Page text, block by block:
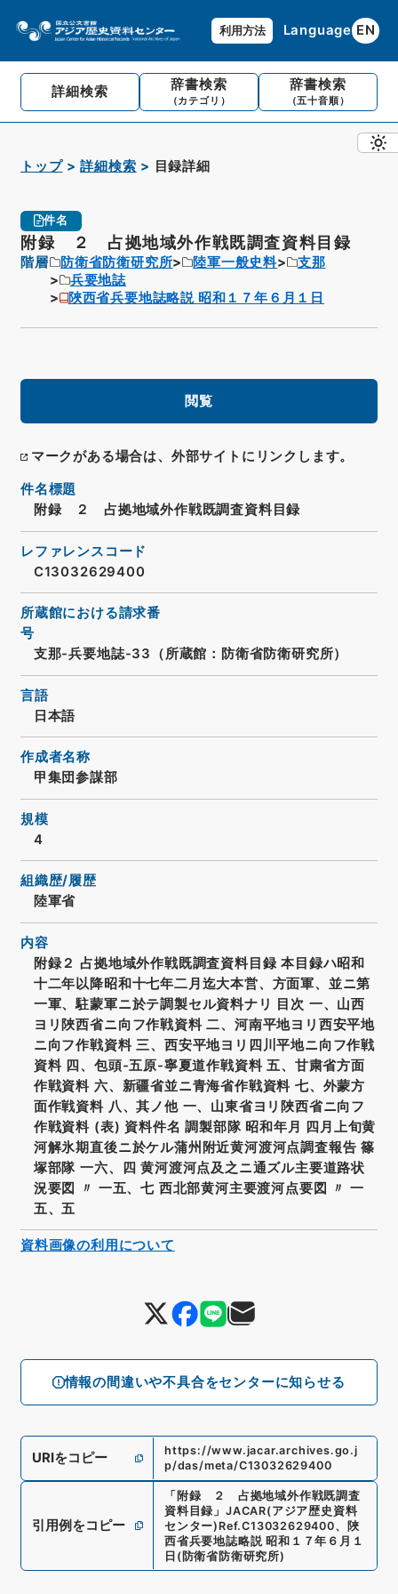
利用方法 Language EN
詳細検索 辞書検索
（カテゴリ）
辞書検索
（五十音順）
トップ 詳細検索 目録詳細
件名
附録 ２ 占拠地域外作戦既調査資料目録
階層 防衛省防衛研究所 陸軍一般史料
支那
兵要地誌
陜西省兵要地誌略説 昭和１７年６月１日
閲覧
マークがある場合は、外部サイトにリンクします。
情報の間違いや不具合をセンターに知らせる
件名標題
附録 ２ 占拠地域外作戦既調査資料目録
レファレンスコード
C13032629400
所蔵館における請求番
号
支那-兵要地誌-33（所蔵館：防衛省防衛研究所）
言語
日本語
作成者名称
甲集団参謀部
規模
4
組織歴/履歴
陸軍省
内容
附録２ 占拠地域外作戦既調査資料目録 本目録ハ昭和
十二年以降昭和十七年二月迄大本営、方面軍、並ニ第
一軍、駐蒙軍ニ於テ調製セル資料ナリ 目次 一、山西
ヨリ陜西省ニ向フ作戦資料 二、河南平地ヨリ西安平地
ニ向フ作戦資料 三、西安平地ヨリ四川平地ニ向フ作戦
資料 四、包頭-五原-寧夏道作戦資料 五、甘粛省方面
作戦資料 六、新疆省並ニ青海省作戦資料 七、外蒙方
面作戦資料 八、其ノ他 一、山東省ヨリ陜西省ニ向フ
作戦資料 (表) 資料件名 調製部隊 昭和年月 四月上旬黄
河解氷期直後ニ於ケル蒲州附近黄河渡河点調査報告 篠
塚部隊 一六、四 黄河渡河点及之ニ通ズル主要道路状
況要図 〃 一五、七 西北部黄河主要渡河点要図 〃 一
五、五
URIをコピー
https://www.jacar.archives.go.j
p/das/meta/C13032629400
引用例をコピー
「附録 ２ 占拠地域外作戦既調査
資料目録 」 JACAR(アジア歴史資料
センター) Ref.C13032629400、 陜
西省兵要地誌略説 昭和１７年６月１
日 (防衛省防衛研究所)
資料画像の利用について